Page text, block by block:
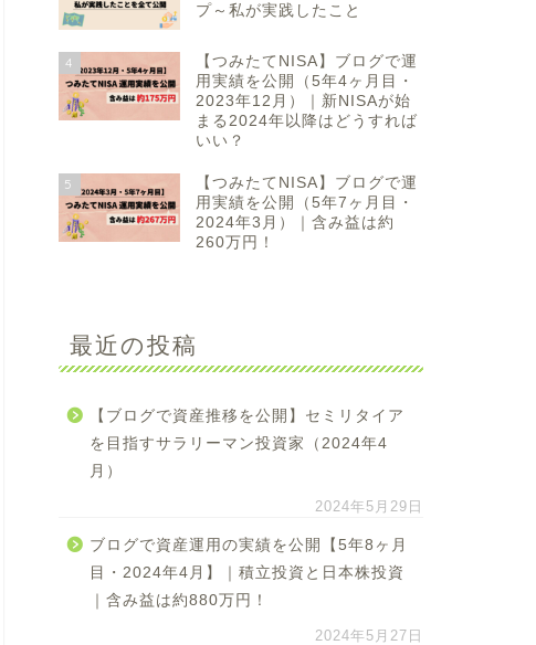
プ～私が実践したこと
4
【つみたてNISA】ブログで運
用実績を公開（5年4ヶ月目・
2023年12月）｜新NISAが始
まる2024年以降はどうすれば
いい？
5
【つみたてNISA】ブログで運
用実績を公開（5年7ヶ月目・
2024年3月）｜含み益は約
260万円！
最近の投稿
【ブログで資産推移を公開】セミリタイア
を目指すサラリーマン投資家（2024年4
月）
2024年5月29日
ブログで資産運用の実績を公開【5年8ヶ月
目・2024年4月】｜積立投資と日本株投資
｜含み益は約880万円！
2024年5月27日